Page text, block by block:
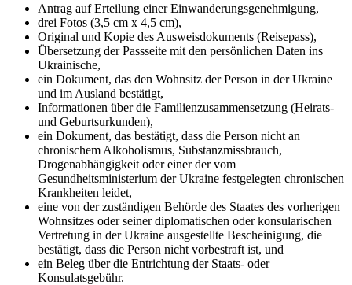
Antrag auf Erteilung einer Einwanderungsgenehmigung,
drei Fotos (3,5 cm x 4,5 cm),
Original und Kopie des Ausweisdokuments (Reisepass),
Übersetzung der Passseite mit den persönlichen Daten ins
Ukrainische,
ein Dokument, das den Wohnsitz der Person in der Ukraine
und im Ausland bestätigt,
Informationen über die Familienzusammensetzung (Heirats-
und Geburtsurkunden),
ein Dokument, das bestätigt, dass die Person nicht an
chronischem Alkoholismus, Substanzmissbrauch,
Drogenabhängigkeit oder einer der vom
Gesundheitsministerium der Ukraine festgelegten chronischen
Krankheiten leidet,
eine von der zuständigen Behörde des Staates des vorherigen
Wohnsitzes oder seiner diplomatischen oder konsularischen
Vertretung in der Ukraine ausgestellte Bescheinigung, die
bestätigt, dass die Person nicht vorbestraft ist, und
ein Beleg über die Entrichtung der Staats- oder
Konsulatsgebühr.